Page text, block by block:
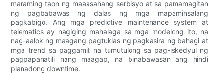
maraming taon ng maaasahang serbisyo at sa pamamagitan
ng pagbabawas ng dalas ng mga mapaminsalang
pagkabigo. Ang mga predictive maintenance system at
telematics ay nagiging mahalaga sa mga modelong ito, na
nag-aalok ng maagang pagtuklas ng pagkasira ng bahagi at
mga trend sa paggamit na tumutulong sa pag-iskedyul ng
pagpapanatili nang maagap, na binabawasan ang hindi
planadong downtime.